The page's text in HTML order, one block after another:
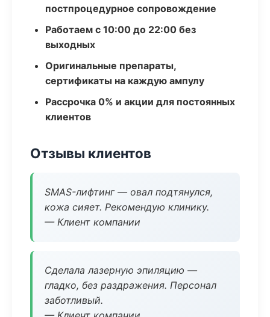
постпроцедурное сопровождение
Работаем с 10:00 до 22:00 без
выходных
Оригинальные препараты,
сертификаты на каждую ампулу
Рассрочка 0% и акции для постоянных
клиентов
Отзывы клиентов
SMAS-лифтинг — овал подтянулся,
кожа сияет. Рекомендую клинику.
— Клиент компании
Сделала лазерную эпиляцию —
гладко, без раздражения. Персонал
заботливый.